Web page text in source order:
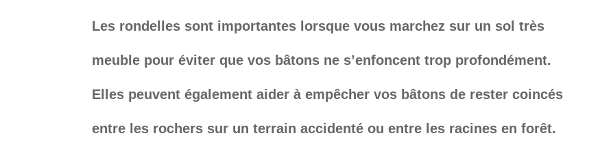
Les rondelles sont importantes lorsque vous marchez sur un sol très
meuble pour éviter que vos bâtons ne s’enfoncent trop profondément.
Elles peuvent également aider à empêcher vos bâtons de rester coincés
entre les rochers sur un terrain accidenté ou entre les racines en forêt.